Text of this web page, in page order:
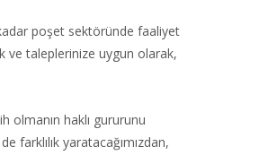
poşet sektöründe faaliyet
ve taleplerinize uygun olarak,
olmanın haklı gururunu
farklılık yaratacağımızdan,